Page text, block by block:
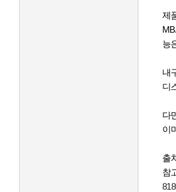
제
능
내
디
다
이
출
참